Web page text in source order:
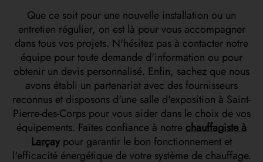
Que ce soit pour une nouvelle installation ou un
entretien régulier, on est là pour vous accompagner
dans tous vos projets. N'hésitez pas à contacter notre
équipe pour toute demande d'information ou pour
obtenir un devis personnalisé. Enfin, sachez que nous
avons établi un partenariat avec des fournisseurs
reconnus et disposons d'une salle d'exposition à Saint-
Pierre-des-Corps pour vous aider dans le choix de vos
équipements. Faites confiance à notre chauffagiste à
Larçaypour garantir le bon fonctionnement et
l'efficacité énergétique de votre système de chauffage.